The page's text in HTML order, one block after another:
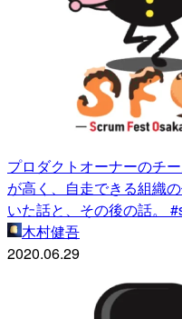
プロダクトオーナーのチ
が高く、自走できる組織
いた話と、その後の話。
木村健吾
2020.06.29